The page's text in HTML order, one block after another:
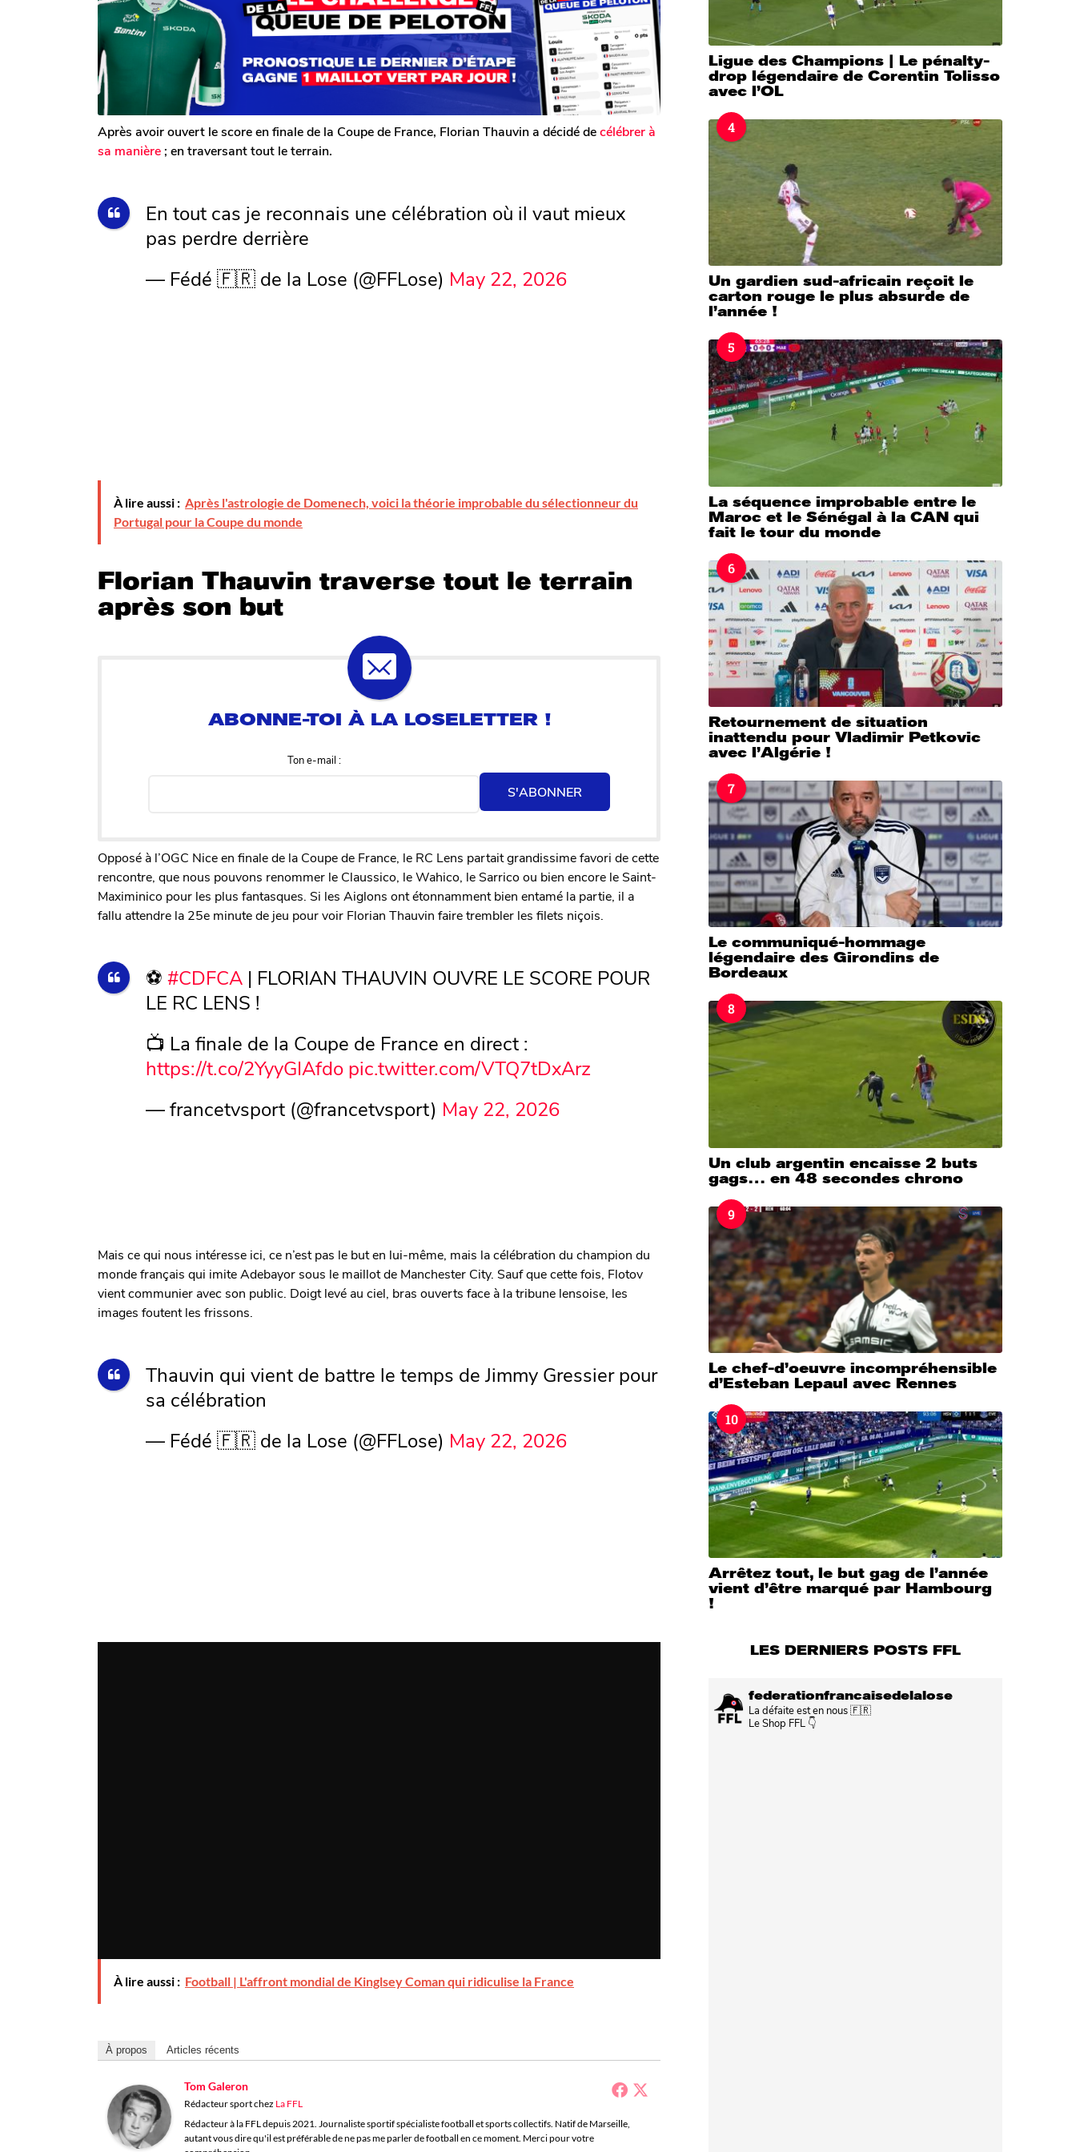
i
s
a
g
o
m
G
a
l
e
r
o
n
a
o
Après avoir ouvert le score en finale de la Coupe de France, Florian Thauvin a décidé decélébrer à
sa manière ; en traversant tout le terrain.
En tout cas je reconnais une célébration où il vaut mieux
pas perdre derrière
— Fédé 🇫🇷 de la Lose (@FFLose) May 22, 2026
À lire aussi : Après l'astrologie de Domenech, voici la théorie improbable du sélectionneur du
Portugal pour la Coupe du monde
Florian Thauvin traverse tout le terrain
après son but
Ton e-mail :
S'ABONNER
Opposé à l’OGC Nice en finale de la Coupe de France, le RC Lens partait grandissime favori de cette
rencontre, que nous pouvons renommer le Claussico, le Wahico, le Sarrico ou bien encore le Saint-
Maximinico pour les plus fantasques. Si les Aiglons ont étonnamment bien entamé la partie, il a
fallu attendre la 25e minute de jeu pour voir Florian Thauvin faire trembler les filets niçois.
⚽ #CDFCA | FLORIAN THAUVIN OUVRE LE SCORE POUR
LE RC LENS !
📺 La finale de la Coupe de France en direct :
https://t.co/2YyyGIAfdo pic.twitter.com/VTQ7tDxArz
— francetvsport (@francetvsport) May 22, 2026
Mais ce qui nous intéresse ici, ce n’est pas le but en lui-même, mais la célébration du champion du
monde français qui imite Adebayor sous le maillot de Manchester City. Sauf que cette fois, Flotov
vient communier avec son public. Doigt levé au ciel, bras ouverts face à la tribune lensoise, les
images foutent les frissons.
Thauvin qui vient de battre le temps de Jimmy Gressier pour
sa célébration
— Fédé 🇫🇷 de la Lose (@FFLose) May 22, 2026
À lire aussi : Football | L'affront mondial de Kinglsey Coman qui ridiculise la France
À propos Articles récents
Tom Galeron
Rédacteur sportchez La FFL
Rédacteur à la FFL depuis 2021. Journaliste sportif spécialiste football et sports collectifs. Natif de Marseille,
autant vous dire qu'il est préférable de ne pas me parler de football en ce moment. Merci pour votre
Ligue des Champions | Le pénalty-
drop légendaire de Corentin Tolisso
avec l’OL
4
Un gardien sud-africain reçoit le
carton rouge le plus absurde de
l’année !
5
La séquence improbable entre le
Maroc et le Sénégal à la CAN qui
fait le tour du monde
6
Retournement de situation
inattendu pour Vladimir Petkovic
avec l’Algérie !
7
Le communiqué-hommage
légendaire des Girondins de
Bordeaux
8
Un club argentin encaisse 2 buts
gags… en 48 secondes chrono
9
Le chef-d’oeuvre incompréhensible
d’Esteban Lepaul avec Rennes
10
Arrêtez tout, le but gag de l’année
vient d’être marqué par Hambourg
!
LES DERNIERS POSTS FFL
federationfrancaisedelalose
La défaite est en nous 🇫🇷
Le Shop FFL 👇